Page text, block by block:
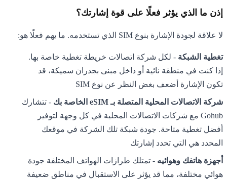
إذن ما الذي يؤثر فعلًا على قوة إشارتك؟
لا علاقة لجودة الإشارة بنوع SIM الذي تستخدمه. ما يهم فعلًا هو:
تغطية الشبكة - لكل شركة اتصالات خريطة تغطية خاصة بها.
إذا كنت في منطقة نائية أو داخل مبنى بجدران سميكة، قد
تكون الإشارة أضعف بغض النظر عن نوع SIM
شركة الاتصالات المحلية المتصلة بـ eSIM الخاصة بك
- تتشارك
Gohub مع شركات الاتصالات المحلية في كل وجهة لتوفير
أفضل تغطية متاحة. جودة شبكة تلك الشركة في موقعك
المحدد هي التي تحدد إشارتك
أجهزة هاتفك وهوائيه - تمتلك طرازات الهواتف المختلفة جودة
هوائي مختلفة، مما قد يؤثر على الاستقبال في مناطق ضعيفة